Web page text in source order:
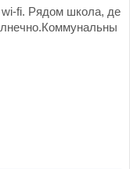
wi-fi. Рядом школа, де